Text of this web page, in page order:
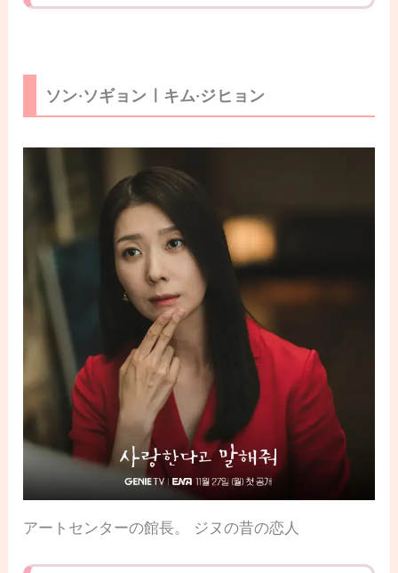
ソン·ソギョンㅣキム·ジヒョン
アートセンターの館長。 ジヌの昔の恋人